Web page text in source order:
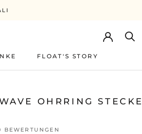
FLOAT'S STORY
OHRRING
BEWERTUNGEN